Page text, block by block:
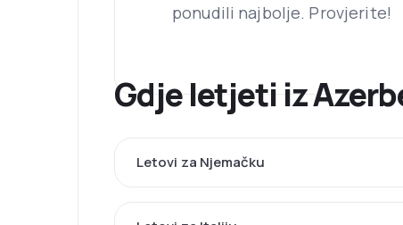
ponudili najbolje. Provjerite!
Gdje letjeti iz
Letovi za Njemačku